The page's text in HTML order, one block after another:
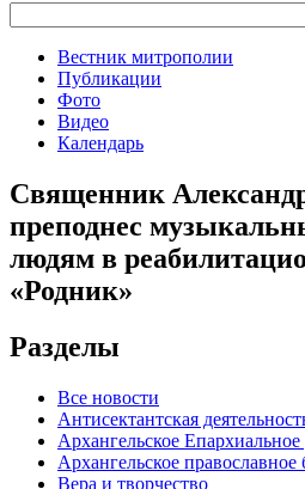
Вестник митрополии
Публикации
Фото
Видео
Календарь
Священник
преподнес
людям в
«Родник»
Разделы
Все новости
Антисектантская
Архангельское
Архангельское православное
Вера и творчество